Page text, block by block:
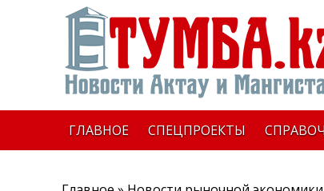
ГЛАВНОЕ СПЕЦПРОЕКТЫ